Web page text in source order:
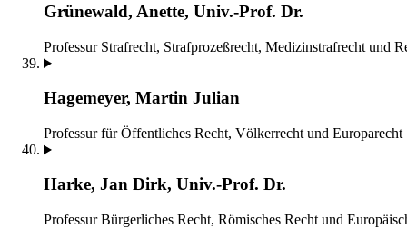
Grünewald, Anette, Univ.-Prof. Dr.
Professur Strafrecht, Strafprozeßrecht, Medizinstrafrecht und
Hagemeyer, Martin Julian
Professur für Öffentliches Recht, Völkerrecht und Europarecht
Harke, Jan Dirk, Univ.-Prof. Dr.
Professur Bürgerliches Recht, Römisches Recht und